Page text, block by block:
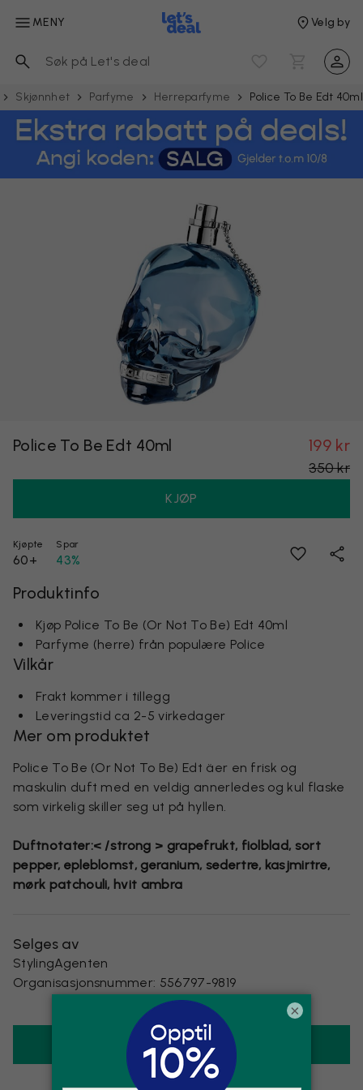
MENY Velg by
Skjønnhet Parfyme Herreparfyme Police To Be Edt 40ml
Police To Be Edt 40ml 199 kr
350 kr
KJØP
Kjøpte
60+
Spar
43%
Produktinfo
Kjøp Police To Be (Or Not To Be) Edt 40ml
Parfyme (herre) från populære Police
Vilkår
Frakt kommer i tillegg
Leveringstid ca 2-5 virkedager
Mer om produktet
Police To Be (Or Not To Be) Edt äer en frisk og
maskulin duft med en veldig annerledes og kul flaske
som virkelig skiller seg ut på hyllen.
Duftnotater:< /strong > grapefrukt, fiolblad, sort
pepper, epleblomst, geranium, sedertre, kasjmirtre,
mørk patchouli, hvit ambra
Selges av
StylingAgenten
Organisasjonsnummer: 556797-9819
KJØP
×